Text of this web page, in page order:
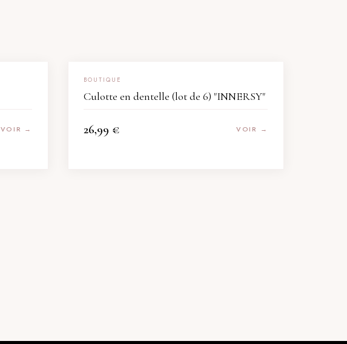
VOIR →
BOUTIQUE
Culotte en dentelle (lot de 6) "INNERSY"
26,99 € VOIR →